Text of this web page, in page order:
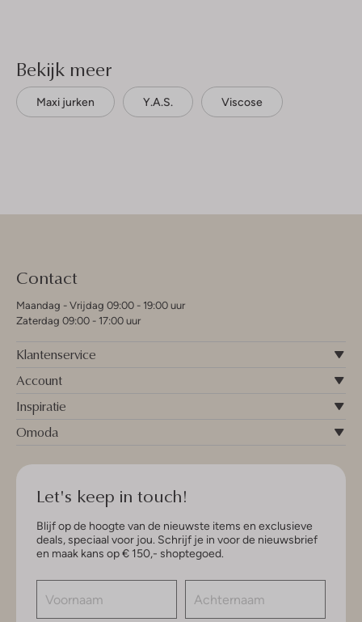
Bekijk meer
Maxi jurken Y.a.s. Viscose
Contact
Maandag - Vrijdag 09:00 - 19:00 uur
Zaterdag 09:00 - 17:00 uur
Klantenservice
Account
Inspiratie
Omoda
Let's keep in touch!
Blijf op de hoogte van de nieuwste items en exclusieve
deals, speciaal voor jou. Schrijf je in voor de nieuwsbrief
en maak kans op € 150,- shoptegoed.